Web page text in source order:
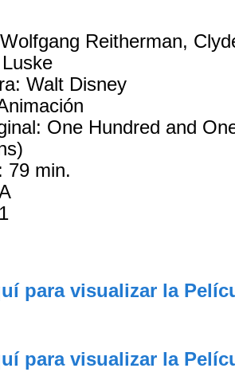
Reitherman,
Walt Disney
One Hundred and
79 min.
para visualizar la
para visualizar la